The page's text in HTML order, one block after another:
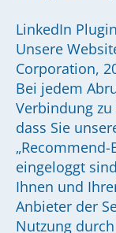
LinkedIn Plugin
Unsere
Corporation,
Bei jedem
Verbindung
dass Sie
eingeloggt
Ihnen und
Anbieter der
Nutzung